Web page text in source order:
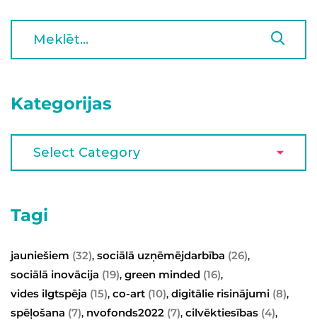
Kategorijas
Tagi
jauniešiem (32), sociālā uzņēmējdarbība (26),
sociālā inovācija (19), green minded (16),
vides ilgtspēja (15), co-art (10), digitālie risinājumi (8),
spēļošana (7), nvofonds2022 (7), cilvēktiesības (4),